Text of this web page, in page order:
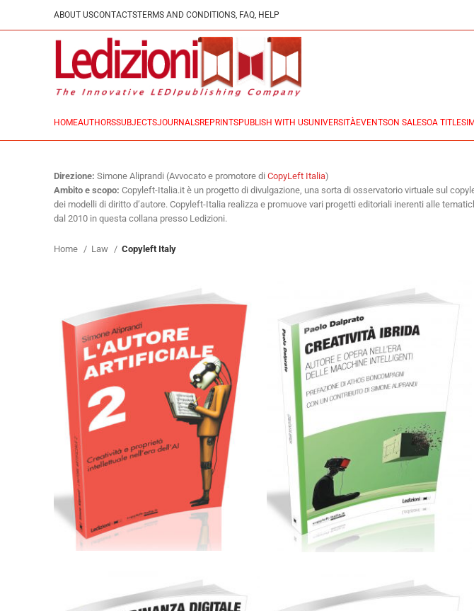
ABOUT USCONTACTSTERMS AND CONDITIONS, FAQ, HELP
HOMEAUTHORSSUBJECTSJOURNALSREPRINTSPUBLISH WITH USUNIVERSITÀEVENTSON SALESOA TITLES
Direzione: Simone Aliprandi (Avvocato e promotore di CopyLeft Italia)
Ambito e scopo: Copyleft-Italia.it è un progetto di divulgazione, una sorta di osservatorio virtuale sul
dei modelli di diritto d’autore. Copyleft-Italia realizza e promuove vari progetti editoriali inerenti alle
dal 2010 in questa collana presso Ledizioni.
Home Law Copyleft Italy
Cartaceo eBook in ePub
Cartaceo eBook in ePub
6,99€ €
Select options